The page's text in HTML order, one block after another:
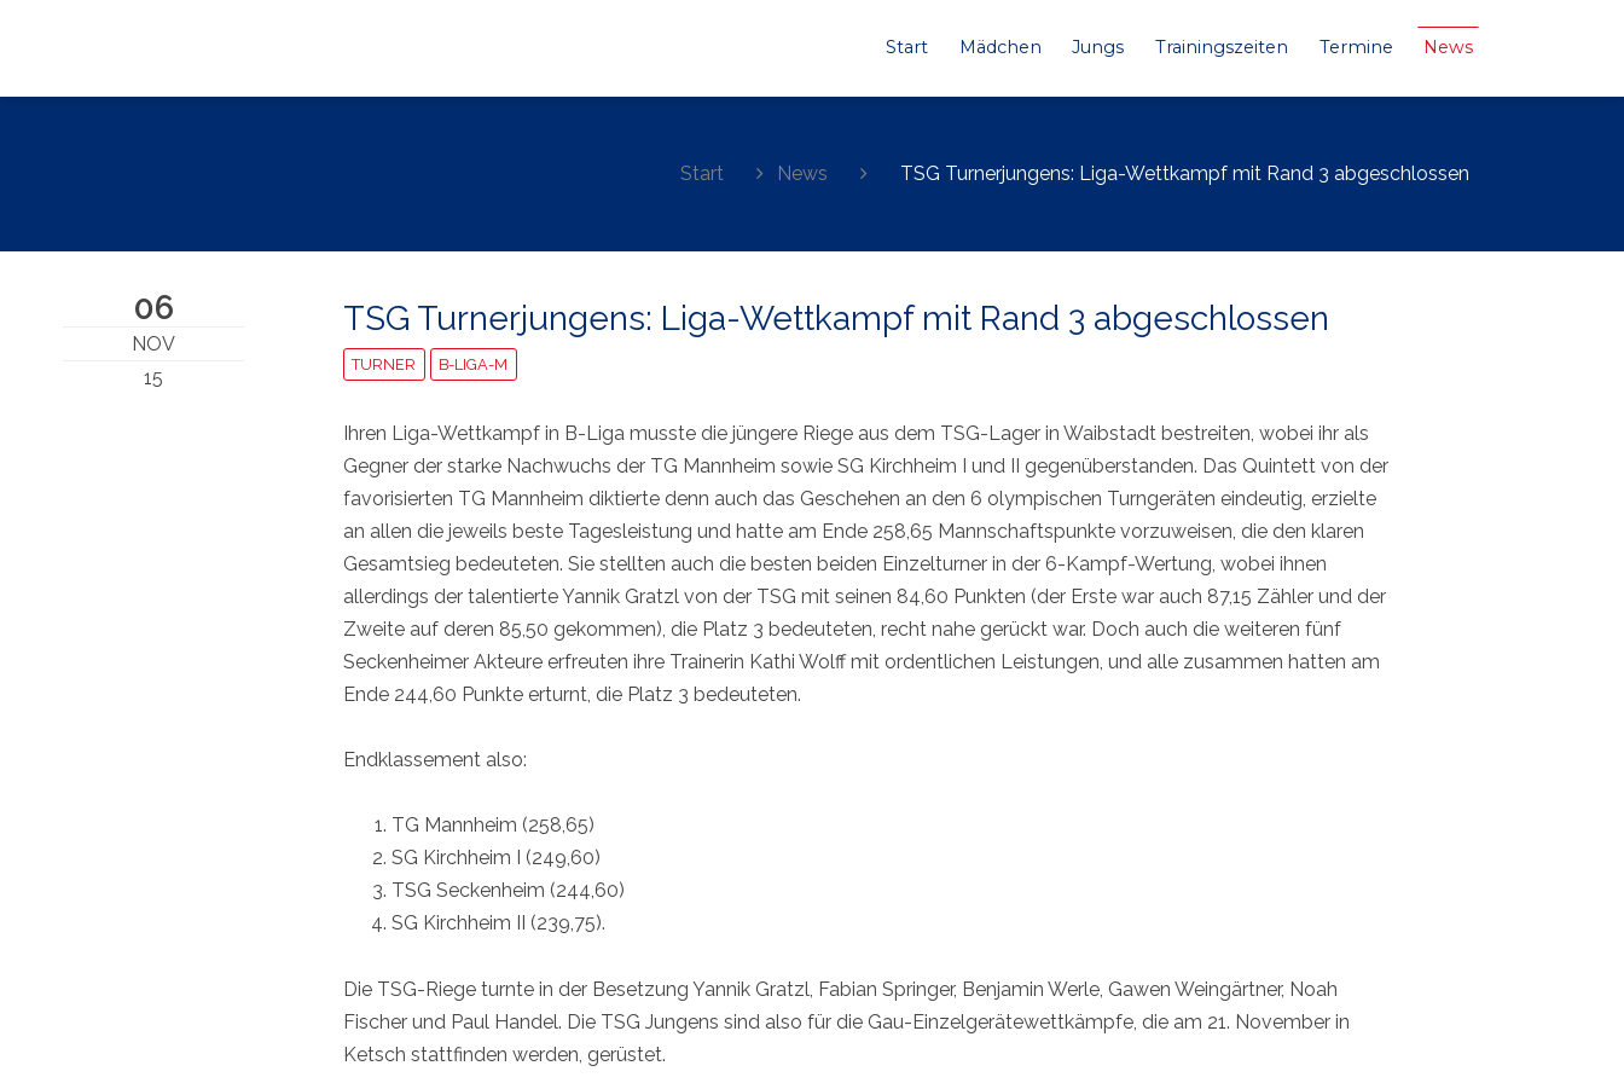
Start Mädchen Jungs Trainingszeiten Termine News
Start News TSG Turnerjungens: Liga-Wettkampf mit Rand 3 abgeschlossen
06
NOV
15
TSG Turnerjungens: Liga-Wettkampf mit Rand 3 abgeschlossen
TURNER B-LIGA-M
Ihren Liga-Wettkampf in B-Liga musste die jüngere Riege aus dem TSG-Lager in Waibstadt bestreiten, wobei ihr als
Gegner der starke Nachwuchs der TG Mannheim sowie SG Kirchheim I und II gegenüberstanden. Das Quintett von der
favorisierten TG Mannheim diktierte denn auch das Geschehen an den 6 olympischen Turngeräten eindeutig, erzielte
an allen die jeweils beste Tagesleistung und hatte am Ende 258,65 Mannschaftspunkte vorzuweisen, die den klaren
Gesamtsieg bedeuteten. Sie stellten auch die besten beiden Einzelturner in der 6-Kampf-Wertung, wobei ihnen
allerdings der talentierte Yannik Gratzl von der TSG mit seinen 84,60 Punkten (der Erste war auch 87,15 Zähler und der
Zweite auf deren 85,50 gekommen), die Platz 3 bedeuteten, recht nahe gerückt war. Doch auch die weiteren fünf
Seckenheimer Akteure erfreuten ihre Trainerin Kathi Wolff mit ordentlichen Leistungen, und alle zusammen hatten am
Ende 244,60 Punkte erturnt, die Platz 3 bedeuteten.
Endklassement also:
TG Mannheim (258,65)
SG Kirchheim I (249,60)
TSG Seckenheim (244,60)
SG Kirchheim II (239,75).
Die TSG-Riege turnte in der Besetzung Yannik Gratzl, Fabian Springer, Benjamin Werle, Gawen Weingärtner, Noah
Fischer und Paul Handel. Die TSG Jungens sind also für die Gau-Einzelgerätewettkämpfe, die am 21. November in
Ketsch stattfinden werden, gerüstet.